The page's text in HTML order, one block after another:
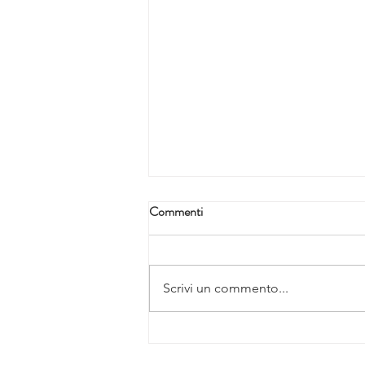
Commenti
Scrivi un commento...